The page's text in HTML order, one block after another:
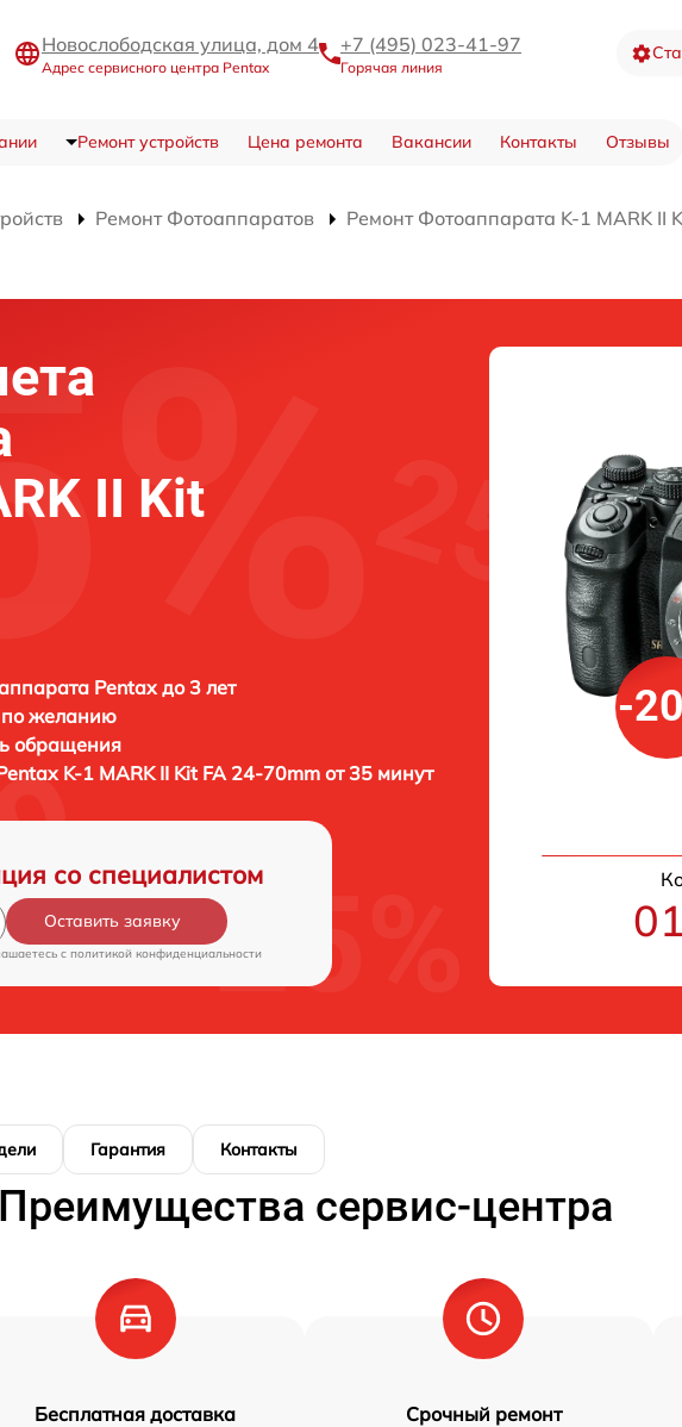
Новослободская улица, дом 4
Адрес сервисного центра Pentax
+7 (495) 023-41-97
Горячая линия
Ремонт устройств Цена ремонта Вакансии Контакты Отзывы
Ремонт Фотоаппаратов
Ремонт Фотоаппарата K-1 MARK II
II Kit
Pentax до 3 лет
по желанию
обращения
K-1 MARK II Kit FA 24-70mm от 35 минут
со специалистом
Оставить заявку
c политикой конфиденциальности
-
Гарантия Контакты
Преимущества сервис-центра
Бесплатная доставка Срочный ремонт